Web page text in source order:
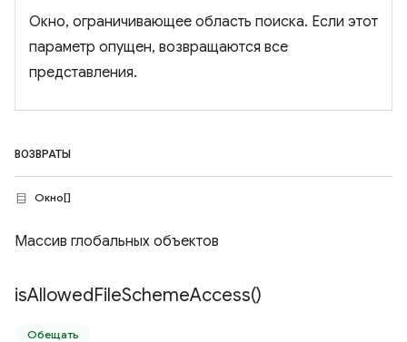
Окно, ограничивающее область поиска. Если этот
параметр опущен, возвращаются все
представления.
ВОЗВРАТЫ
Окно[]
Массив глобальных объектов
isAllowedFileSchemeAccess()
Обещать